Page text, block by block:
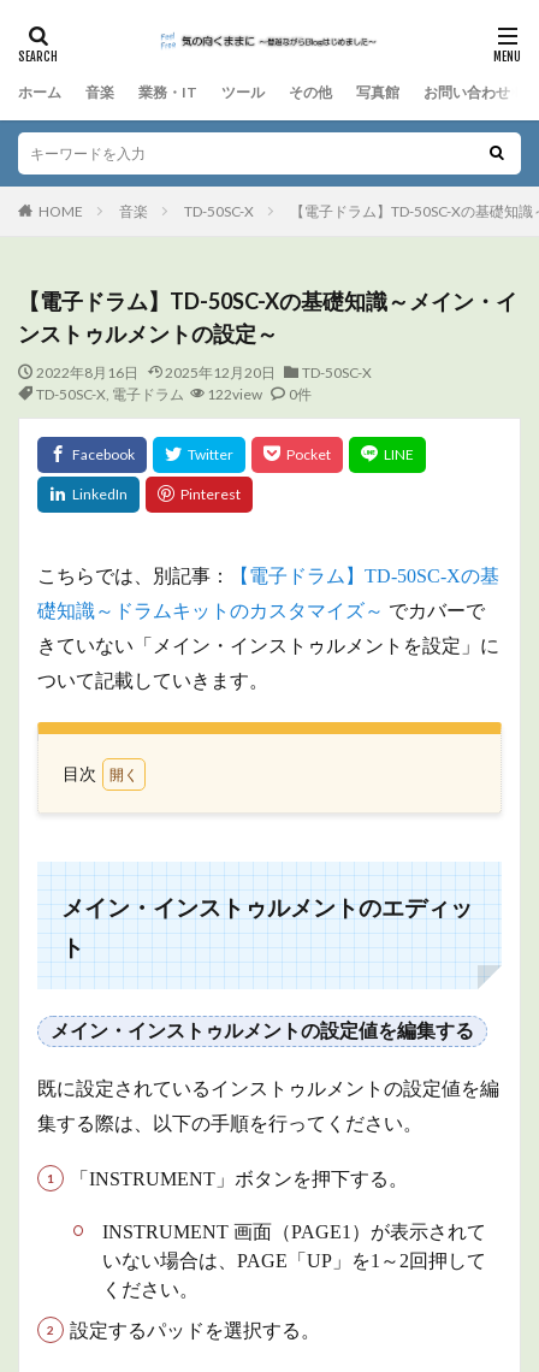
ホーム 音楽 業務・IT ツール その他 写真館 お問い合わせ
HOME 音楽 TD-50SC-X 【電子ドラム】TD-50SC-Xの基礎知
【電子ドラム】TD-50SC-Xの基礎知識～メイン・イ
ンストゥルメントの設定～
2022年8月16日 2025年12月20日
TD-50SC-X
TD-50SC-X, 電子ドラム 122view 0件
こちらでは、別記事：
【電子ドラム】TD-50SC-Xの基
礎知識～ドラムキットのカスタマイズ～ でカバーで
きていない「メイン・インストゥルメントを設定」に
ついて記載していきます。
目次
イン
スト
ゥル
メン
トの
エデ
ト
メイ
イン
ゥル
設定
値を
1.1.1
メイン・インストゥルメントのエディッ
ト
メイン・インストゥルメントの設定値を編集する
既に設定されているインストゥルメントの設定値を編
集する際は、以下の手順を行ってください。
「INSTRUMENT」ボタンを押下する。
INSTRUMENT 画面（PAGE1）が表示されて
いない場合は、PAGE「UP」を1～2回押して
ください。
設定するパッドを選択する。